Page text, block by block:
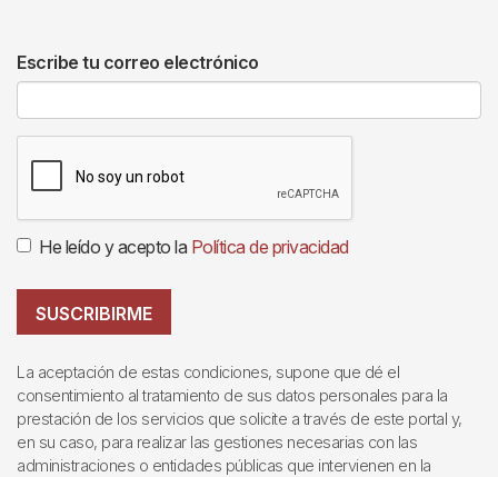
Escribe tu correo electrónico
He leído y acepto la Política de privacidad
SUSCRIBIRME
La aceptación de estas condiciones, supone que dé el
consentimiento al tratamiento de sus datos personales para la
prestación de los servicios que solicite a través de este portal y,
en su caso, para realizar las gestiones necesarias con las
administraciones o entidades públicas que intervienen en la